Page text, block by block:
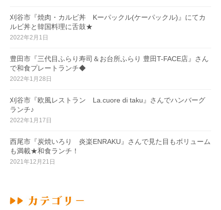
刈谷市『焼肉・カルビ丼 Kーパックル(ケーパックル)』にてカ
ルビ丼と韓国料理に舌鼓★
2022年2月1日
豊田市『三代目ふらり寿司＆お台所ふらり 豊田T-FACE店』さん
で和食プレートランチ◆
2022年1月28日
刈谷市『欧風レストラン La.cuore di taku』さんでハンバーグ
ランチ♪
2022年1月17日
西尾市『炭焼いろり 炎楽ENRAKU』さんで見た目もボリューム
も満載★和食ランチ！
2021年12月21日